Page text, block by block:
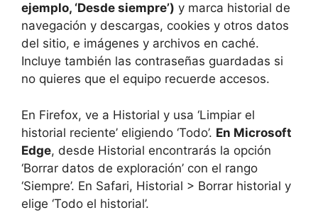
ejemplo, ‘Desde siempre’) y marca historial de
navegación y descargas, cookies y otros datos
del sitio, e imágenes y archivos en caché.
Incluye también las contraseñas guardadas si
no quieres que el equipo recuerde accesos.
En Firefox, ve a Historial y usa ‘Limpiar el
historial reciente’ eligiendo ‘Todo’. En Microsoft
Edge, desde Historial encontrarás la opción
‘Borrar datos de exploración’ con el rango
‘Siempre’. En Safari, Historial > Borrar historial y
elige ‘Todo el historial’.